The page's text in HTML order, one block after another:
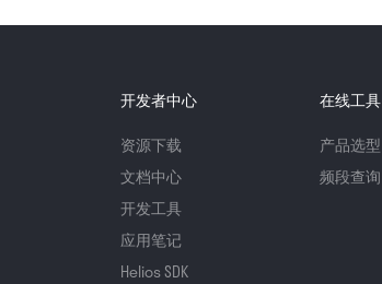
开发者中心
资源下载
文档中心
开发工具
应用笔记
Helios SDK
在线工具
产品选型
频段查询